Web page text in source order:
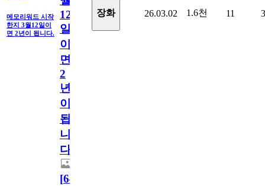
메모리워드 시작
한지 3월12일이
면 2년이 됩니다.
12
일
이
면
2
년
이
됩
니
다.
[64
장화 26.03.02 1.6천 11 3